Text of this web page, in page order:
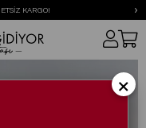
KARGO! ›
Ayakkabı
×